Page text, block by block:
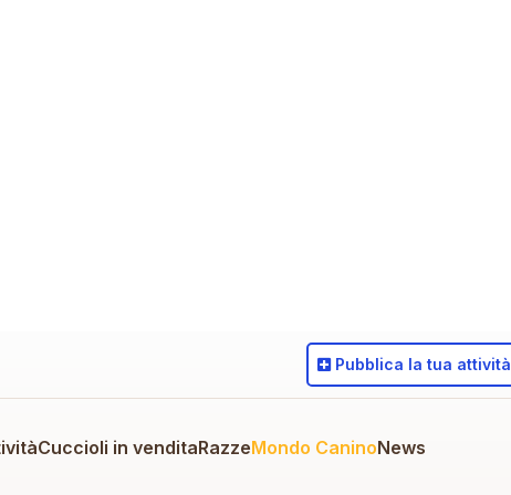
Cuccioli in venditaRazzeMondo CaninoNews
Pubblica la tua attività